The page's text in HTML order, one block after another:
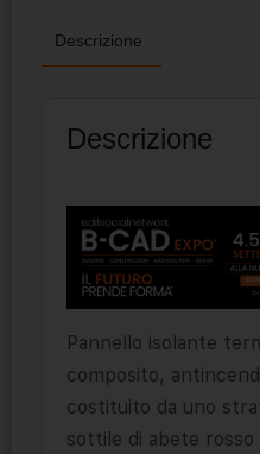
Descrizione
Descrizione
Pannello isolante
composito,
costituito da uno
sottile di abete rosso